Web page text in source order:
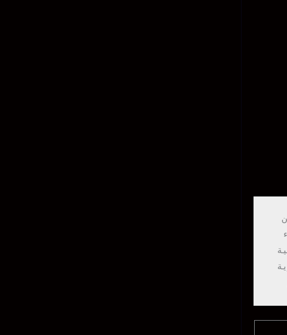
لسنوات عديدة من الخبرة في تعليم الدليل السياحي، قررنا تكوين فريق مثالي من المرشدين السياحيين